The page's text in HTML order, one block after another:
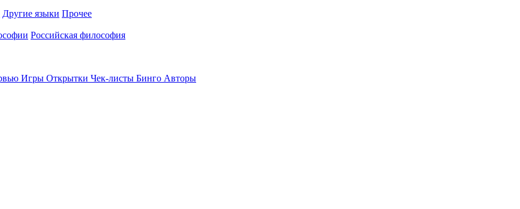
Другие языки Прочее
Российская философия
Игры Открытки Чек-листы Бинго Авторы